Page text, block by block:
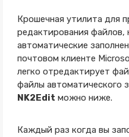
Крошечная утилита для
редактирования файлов,
автоматические
почтовом клиенте
легко отредактирует
файлы автоматического
NK2Edit можно ниже.
Каждый раз когда вы